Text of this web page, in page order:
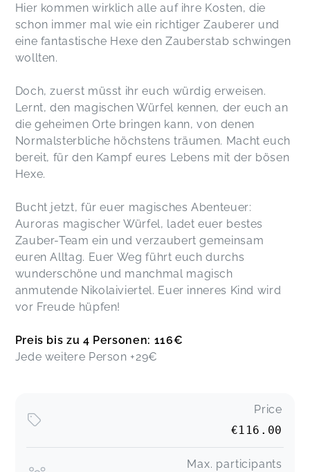
Hier kommen wirklich alle auf ihre Kosten, die
schon immer mal wie ein richtiger Zauberer und
eine fantastische Hexe den Zauberstab schwingen
wollten.
Doch, zuerst müsst ihr euch würdig erweisen.
Lernt, den magischen Würfel kennen, der euch an
die geheimen Orte bringen kann, von denen
Normalsterbliche höchstens träumen. Macht euch
bereit, für den Kampf eures Lebens mit der bösen
Hexe.
Bucht jetzt, für euer magisches Abenteuer:
Auroras magischer Würfel, ladet euer bestes
Zauber-Team ein und verzaubert gemeinsam
euren Alltag. Euer Weg führt euch durchs
wunderschöne und manchmal magisch
anmutende Nikolaiviertel. Euer inneres Kind wird
vor Freude hüpfen!
Preis bis zu 4 Personen: 116€
Jede weitere Person +29€
Price
€116.00
Max. participants